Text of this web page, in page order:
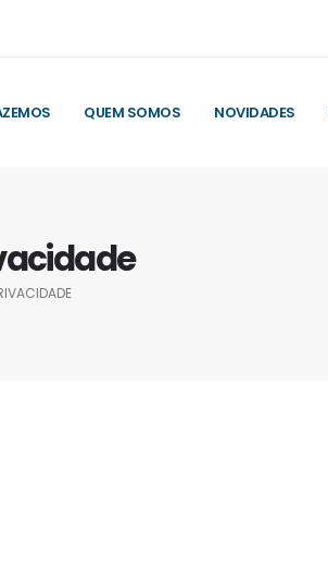
QUEM SOMOS NOVIDADES